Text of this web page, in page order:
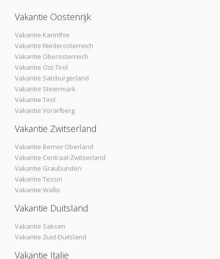
Vakantie Oostenrijk
Vakantie Karinthie
Vakantie Niederosterreich
Vakantie Oberosterreich
Vakantie Ost-Tirol
Vakantie Salzburgerland
Vakantie Steiermark
Vakantie Tirol
Vakantie Vorarlberg
Vakantie Zwitserland
Vakantie Berner Oberland
Vakantie Centraal-Zwitserland
Vakantie Graubunden
Vakantie Tessin
Vakantie Wallis
Vakantie Duitsland
Vakantie Saksen
Vakantie Zuid-Duitsland
Vakantie Italie